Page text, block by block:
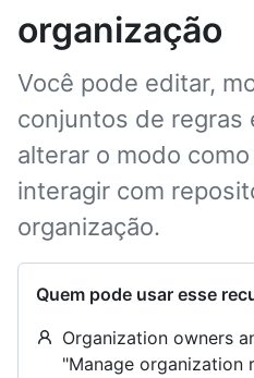
organização
Você pode editar,
conjuntos de regras
alterar o modo
interagir com
organização.
Quem pode usar esse
Organization owners
"Manage organization